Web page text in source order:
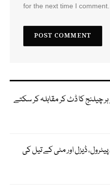
for the next time I comment.
چیلنج کا ڈٹ کر مقابلہ کر سکتے
ڈیزل اور مٹی کے تیل کی